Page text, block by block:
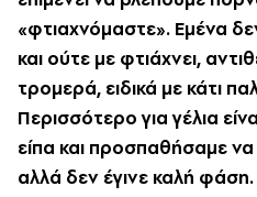
«φτιαχνόμαστε». Eμένα
και ούτε με φτιάχνει,
τρομερά, ειδικά με κάτι
Περισσότερο για γέλια
είπα και προσπαθήσαμε
αλλά δεν έγινε καλή φάση.